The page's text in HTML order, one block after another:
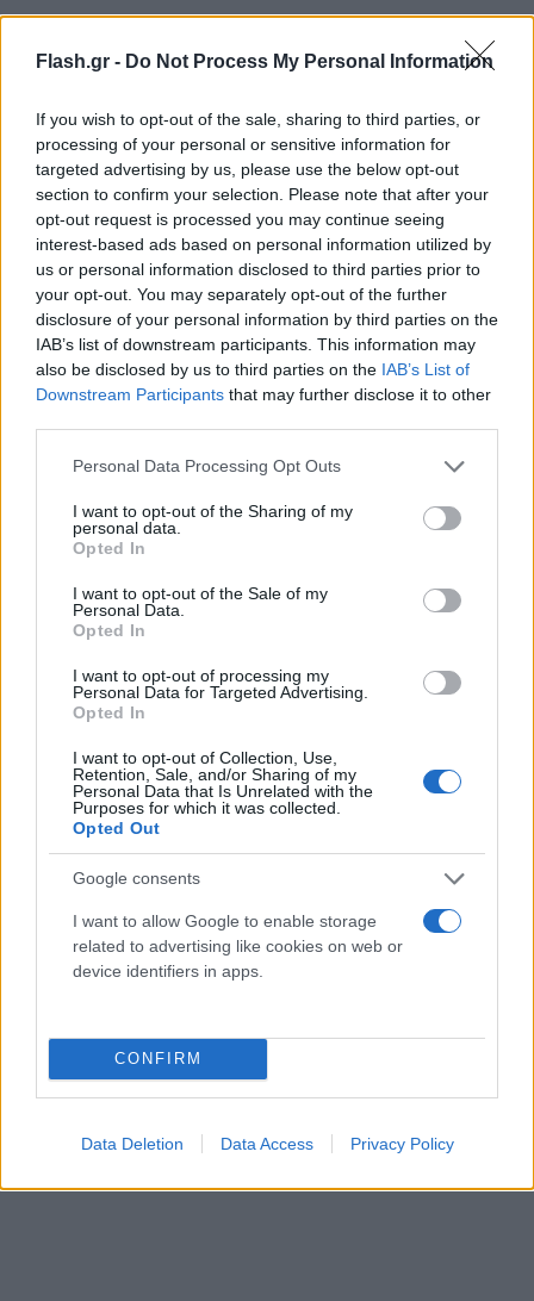
Flash.gr - Do Not Process My Personal Information
If you wish to opt-out of the sale, sharing to third parties, or
processing of your personal or sensitive information for
targeted advertising by us, please use the below opt-out
section to confirm your selection. Please note that after your
opt-out request is processed you may continue seeing
interest-based ads based on personal information utilized by
us or personal information disclosed to third parties prior to
your opt-out. You may separately opt-out of the further
disclosure of your personal information by third parties on the
IAB’s list of downstream participants. This information may
also be disclosed by us to third parties on the IAB’s List of
Downstream Participants that may further disclose it to other
Please note that this website/app uses one or more Google
not limited to your visit or usage behaviour. You may click to
grant or deny consent to Google and its third-party tags to
use your data for below specified purposes in below Google
consent section.
Personal Data Processing Opt Outs
I want to opt-out of the Sharing of my
personal data.
Opted In
I want to opt-out of the Sale of my
Personal Data.
Opted In
I want to opt-out of processing my
Personal Data for Targeted Advertising.
Opted In
I want to opt-out of Collection, Use,
Retention, Sale, and/or Sharing of my
Personal Data that Is Unrelated with the
Purposes for which it was collected.
Opted Out
Google consents
I want to allow Google to enable storage
related to advertising like cookies on web or
device identifiers in apps.
CONFIRM
Data Deletion Data Access Privacy Policy
Ο Ερντογάν ανέφερε ακόμα πως η Τουρκία είναι
έτοιμη να κάνει ό,τι χρειάζεται για να σταματήσουν
οι συγκρούσεις. «Είμαστε αποφασισμένοι να
εντείνουμε και να συνεχίσουμε τις διπλωματικές
προσπάθειες που έχουμε ξεκινήσει για την
έγιναν στην έναρξης της Αρχαίας Ορθόδοξης
Συριακής Εκκλησίας Mor Efrem στο Yeşilköy, ενώ ο
Τούρκος πρόεδρος ξεκίνησε την ομιλία του με
αναφορά στον σεισμό του Αφαγνιστάν,
αναφέροντας πως «προσεύχομαι για το έλεος του
Θεού στα αδέρφια μας που πέθαναν».